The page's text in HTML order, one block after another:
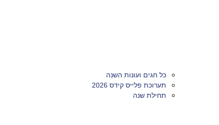
כל חגים ועונות השנה
תערוכת פלייס קידס 2026
תחילת שנה